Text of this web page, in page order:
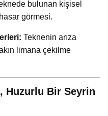
bulunan kişisel
görmesi.
Teknenin arıza
limana çekilme
Huzurlu Bir Seyrin